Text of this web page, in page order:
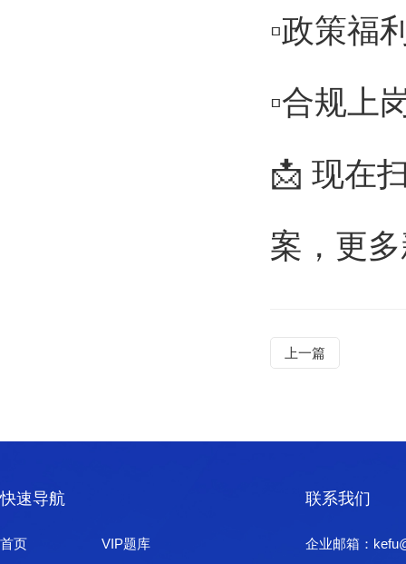
▫️政策福
▫️合规上
📩 现在
案，更
上一篇
快速导航
首页 VIP题库
联系我们
企业邮箱：